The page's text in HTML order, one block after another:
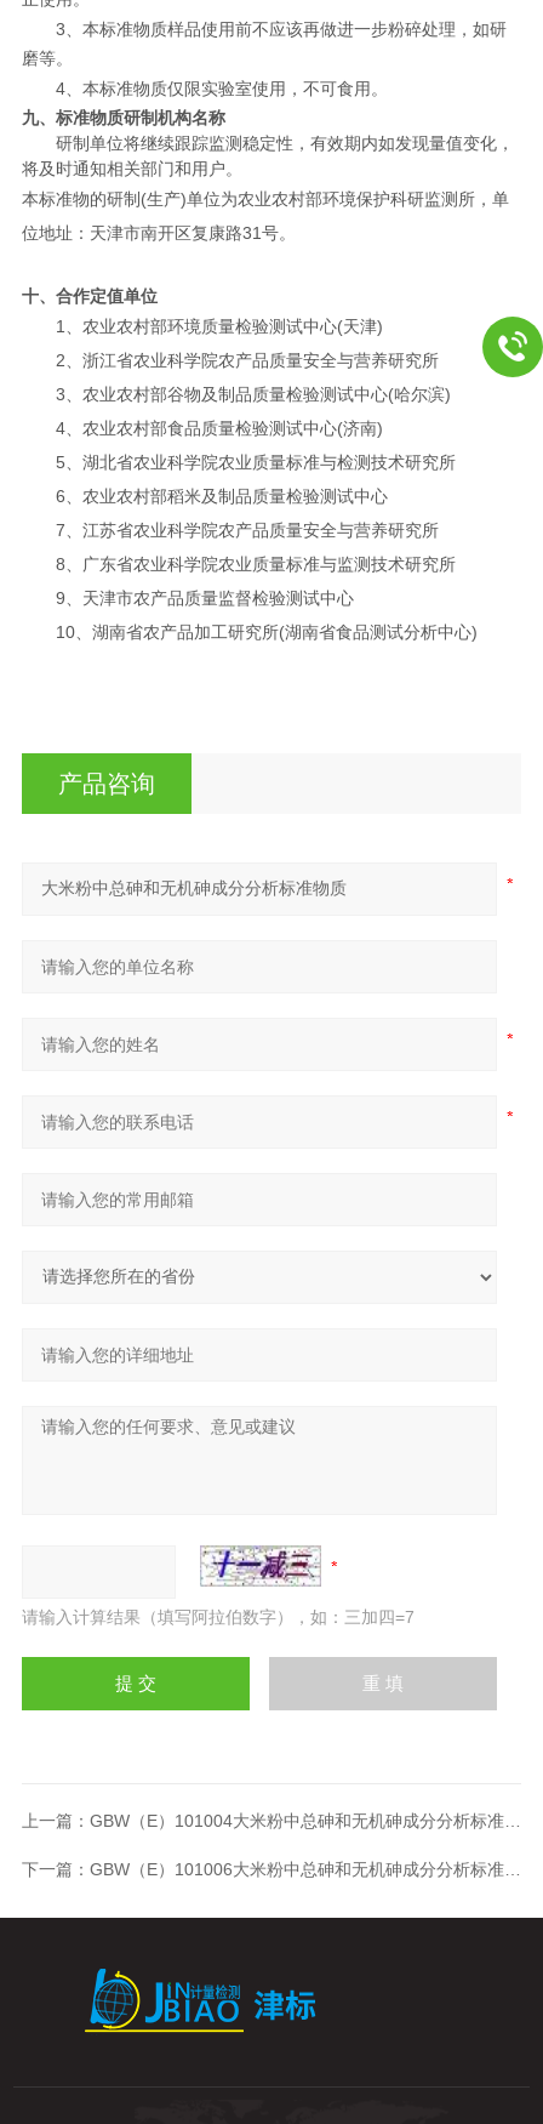
3 、本标准物质样品使用前不应该再做进一步粉碎处理，如研
磨等。
4、本标准物质仅限实验室使用，不可食用。
九、标准物质研制机构名称
研制单位将继续跟踪监测稳定性，有效期内如发现量值变化，
将及时通知相关部门和用户。
本标准物的研制(生产)单位为农业农村部环境保护科研监测所，单
位地址：天津市南开区复康路31号。
十、合作定值单位
1
、农业农村部环境质量检验测试中心(天津)
2 、浙江省农业科学院农产品质量安全与营养研究所
3 、农业农村部谷物及制品质量检验测试中心(哈尔滨)
4、农业农村部食品质量检验测试中心(济南)
5 、湖北省农业科学院农业质量标准与检测技术研究所
6 、农业农村部稻米及制品质量检验测试中心
7 、江苏省农业科学院农产品质量安全与营养研究所
8 、广东省农业科学院农业质量标准与监测技术研究所
9 、天津市农产品质量监督检验测试中心
10、湖南省农产品加工研究所(湖南省食品测试分析中心)
产品咨询
请输入计算结果（填写阿拉伯数字），如：三加四=7
上一篇： GBW（E）101004大米粉中总砷和无机砷成分分析标准物质
下一篇： GBW（E）101006大米粉中总砷和无机砷成分分析标准物质